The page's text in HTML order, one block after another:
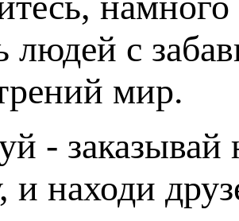
людей с
мир.
-
и находи